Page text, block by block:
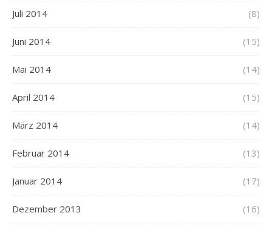
Juli 2014 (8)
Juni 2014 (15)
Mai 2014 (14)
April 2014 (15)
März 2014 (14)
Februar 2014 (13)
Januar 2014 (17)
Dezember 2013 (16)